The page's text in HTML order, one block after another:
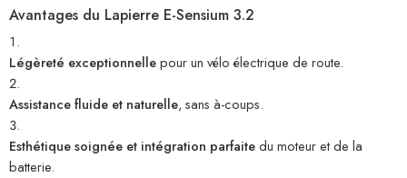
Avantages du Lapierre E-Sensium 3.2
Légèreté exceptionnellepour un vélo électrique de route.
Assistance fluide et naturelle, sans à-coups.
Esthétique soignée et intégration parfaitedu moteur et de la
batterie.